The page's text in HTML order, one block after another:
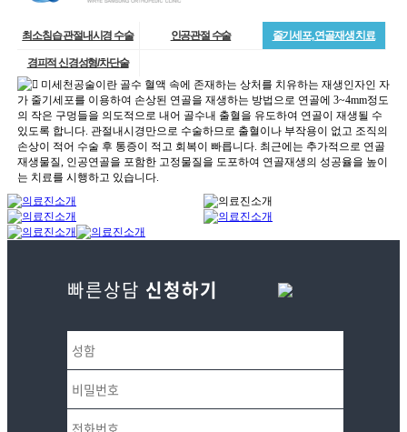
최소침습 관절내시경 수술 인공관절 수술 줄기세포, 연골재생 치료
경피적 신경성형/차단술
빠른상담 신청하기